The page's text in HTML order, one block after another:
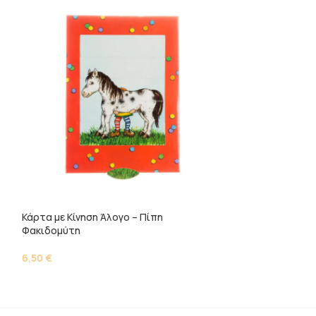
Κάρτα με Κίνηση Άλογο – Πίπη
Φακιδομύτη
6,50 €